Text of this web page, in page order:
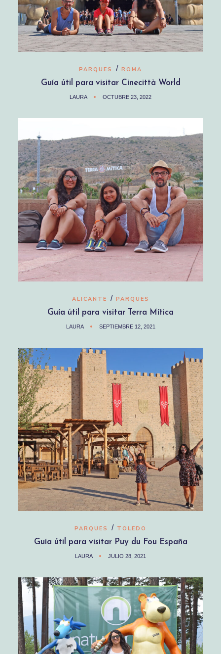
PARQUES / ROMA
Guía útil para visitar Cinecittà World
LAURA OCTUBRE 23, 2022
ALICANTE / PARQUES
Guía útil para visitar Terra Mítica
LAURA SEPTIEMBRE 12, 2021
PARQUES / TOLEDO
Guía útil para visitar Puy du Fou España
LAURA JULIO 28, 2021